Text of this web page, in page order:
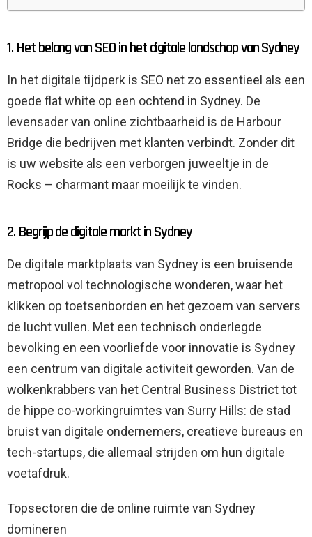
1. Het belang van SEO in het digitale landschap van Sydney
In het digitale tijdperk is SEO net zo essentieel als een
goede flat white op een ochtend in Sydney. De
levensader van online zichtbaarheid is de Harbour
Bridge die bedrijven met klanten verbindt. Zonder dit
is uw website als een verborgen juweeltje in de
Rocks – charmant maar moeilijk te vinden.
2. Begrijp de digitale markt in Sydney
De digitale marktplaats van Sydney is een bruisende
metropool vol technologische wonderen, waar het
klikken op toetsenborden en het gezoem van servers
de lucht vullen. Met een technisch onderlegde
bevolking en een voorliefde voor innovatie is Sydney
een centrum van digitale activiteit geworden. Van de
wolkenkrabbers van het Central Business District tot
de hippe co-workingruimtes van Surry Hills: de stad
bruist van digitale ondernemers, creatieve bureaus en
tech-startups, die allemaal strijden om hun digitale
voetafdruk.
Topsectoren die de online ruimte van Sydney
domineren